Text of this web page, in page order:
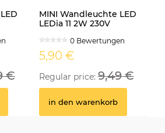
€
MINI Wandleuchte LED
LEDia 11 2W 230V
0 Bewertungen
5,90 €
Regular price:9,49 €
in den warenkorb